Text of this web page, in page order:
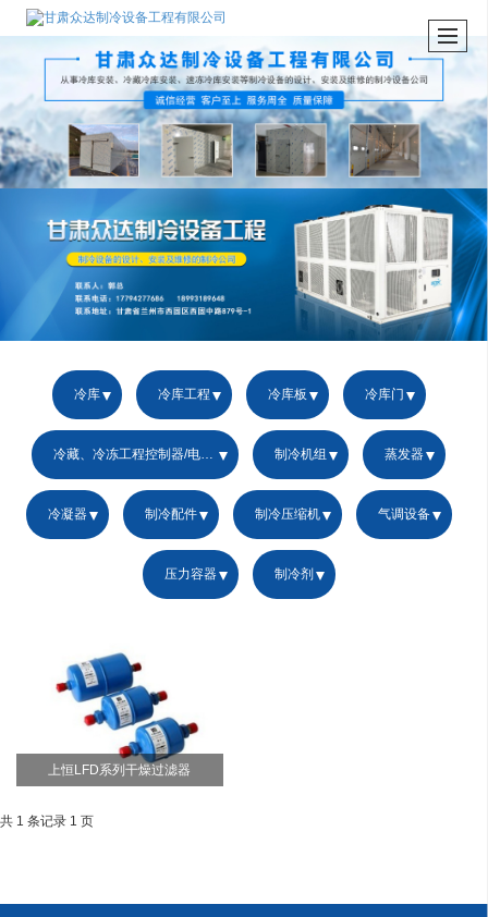
冷库 冷库工程 冷库板 冷库门
冷藏、冷冻工程控制器/电控箱 制冷机组 蒸发器
冷凝器 制冷配件 制冷压缩机 气调设备
压力容器 制冷剂
上恒LFD系列干燥过滤器
共 1 条记录 1 页